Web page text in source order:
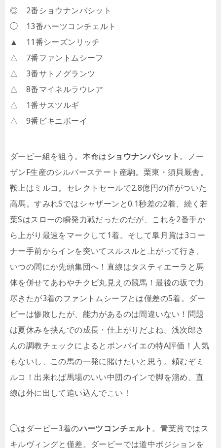
◎ 2番ショウナンバシット
◯ 13番ハーツコンチェルト
▲ 11番シーズンリッチ
△ 7番ファントムシーフ
△ 3番サトノグランツ
△ 8番マイネルラウレア
△ 1番サスツルギ
△ 9番ビキニボーイ
ダービー組を狙う。本命はショウナンバシット。ノー
ザンF生産のシルバーステート産駒。栗東・須貝厩舎。
鞍上はミルコ。セレクトセールで2.8億円の値がついた
高馬。すみれSではシャザーンと0.1秒差の2着、続く若
葉Sはスローの瞬発力戦だったのだが、これを2番手か
ら上がり最速をマークして1着。そして皐月賞は3コー
ナー手前からインを突いてスルスルと上がって行き、
いつの間にか先頭集団へ！直線はタスティエーラと馬
体を併せてあわやチクビ丸見えの競馬！最後の坂で力
尽きたが3着のファントムシーフとは僅差の5着。ダー
ビーは惨敗したが、能力があるのは間違いない！問題
は夏休みを挟んでの成長・仕上がりだよね。浅次郎さ
んの調教チェックによるとボンバイエの特A評価！人気
もないし、この馬の一発に賭けたいと思う。頼むぞミ
ルコ！出来れば馬場のいい中団のインで脚を溜め、直
線は外に出して追い込んでこい！
◯はダービー3着のハーツコンチェルト。青葉賞ではス
キルヴィングと僅差。ダービーでは道中ポジションを